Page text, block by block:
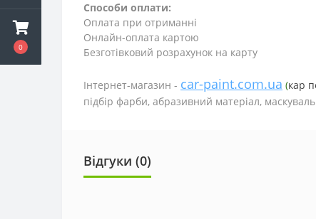
0
Способи оплати:
Оплата при отриманні
Онлайн-оплата картою
Безготівковий розрахунок на карту
Інтернет-магазин - car-paint.com.ua (кар
підбір фарби, абразивний матеріал,
Відгуки (0)